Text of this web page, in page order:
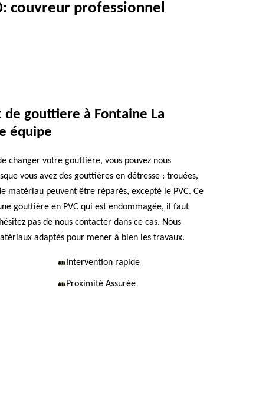
couvreur professionnel
de gouttiere à Fontaine La
équipe
changer votre gouttière, vous pouvez nous
vous avez des gouttières en détresse : trouées,
matériau peuvent être réparés, excepté le PVC. Ce
gouttière en PVC qui est endommagée, il faut
pas de nous contacter dans ce cas. Nous
adaptés pour mener à bien les travaux.
Intervention rapide
Proximité Assurée